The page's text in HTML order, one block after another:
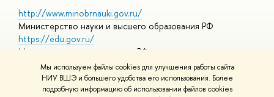
Мы используем файлы cookies для улучшения работы сайта
НИУ ВШЭ и большего удобства его использования. Более
подробную информацию об использовании файлов cookies
http://www.minobrnauki.gov.ru/
Министерство науки и высшего образования РФ
https://edu.gov.ru/
Министерство просвещения РФ
https://elearning.hse.ru/mooc
Массовые открытые онлайн-курсы